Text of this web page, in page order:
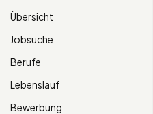
Übersicht
Jobsuche
Berufe
Lebenslauf
Bewerbung